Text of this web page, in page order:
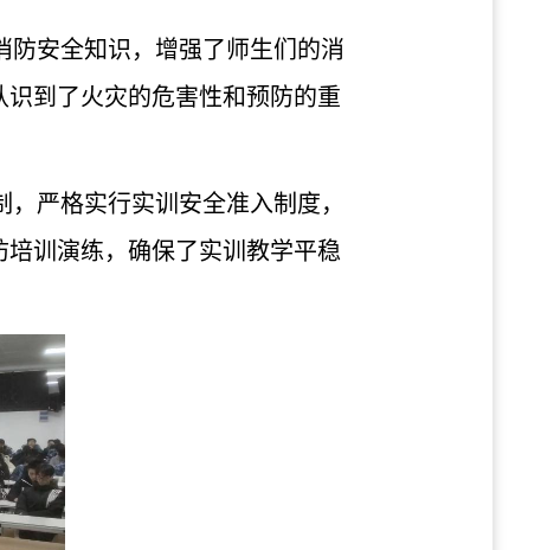
安全知识，增强了师生们的消
到了火灾的危害性和预防的重
严格实行实训安全准入制度，
训演练，确保了实训教学平稳